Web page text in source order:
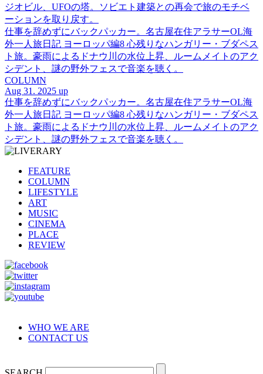
ジオビル、UFOの塔。ソビエト建築との再会で旅のモチベ
ーションを取り戻す。
仕事を辞めずにバックパッカー。名古屋在住アラサーOL海
外一人旅日記 ヨーロッパ編8 心残りなハンガリー・ブダペス
ト旅。豪雨によるドナウ川の水位上昇、ルームメイトのアク
シデント、謎の野外フェスで音楽を聴く。
COLUMN
Aug 31. 2025 up
仕事を辞めずにバックパッカー。名古屋在住アラサーOL海
外一人旅日記 ヨーロッパ編8 心残りなハンガリー・ブダペス
ト旅。豪雨によるドナウ川の水位上昇、ルームメイトのアク
シデント、謎の野外フェスで音楽を聴く。
FEATURE
COLUMN
LIFESTYLE
ART
MUSIC
CINEMA
PLACE
REVIEW
WHO WE ARE
CONTACT US